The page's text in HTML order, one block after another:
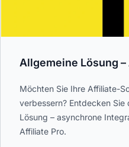
Allgemeine Lösung
Möchten Sie Ihre Affiliate-
verbessern? Entdecken Sie
Lösung – asynchrone
Affiliate Pro.